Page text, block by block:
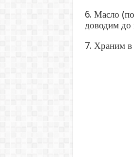
6. Масло
доводим до
7. Храним в